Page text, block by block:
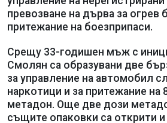
превозване на дърва за огрев
притежание на боезприпаси.
Срещу 33-годишен мъж с
Смолян са образувани две
за управление на автомобил
наркотици и за притежание на
метадон. Още две дози
същите опаковки са открити